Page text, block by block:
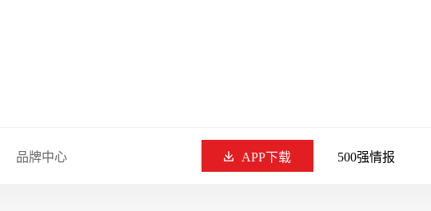
品牌中心 APP下载 500强情报